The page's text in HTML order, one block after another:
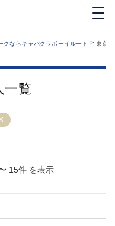
ならキャバクラボーイルート > 東京
一覧
15件 を表示